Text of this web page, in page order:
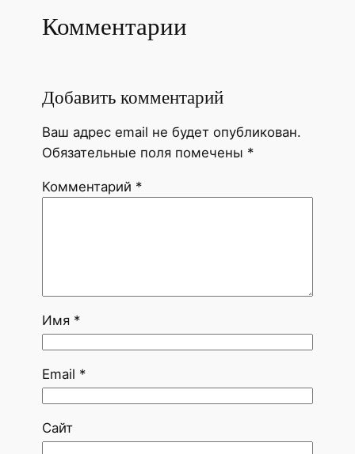
Комментарии
Добавить комментарий
Ваш адрес email не будет опубликован.
Обязательные поля помечены *
Комментарий *
Имя *
Email *
Сайт